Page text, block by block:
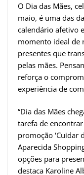
O Dia das Mães,
maio, é uma das
calendário afetivo
momento ideal de
presentes que
pelas mães.
reforça o
experiência de
“Dia das Mães
tarefa de
promoção ‘Cuidar
Aparecida
opções para
destaca Karoline